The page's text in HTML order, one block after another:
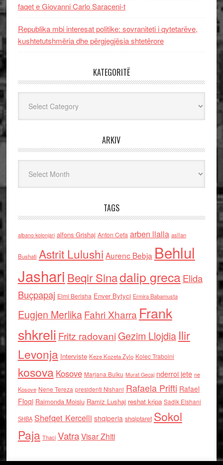
faqet e Giovanni Carlo Saraceni-t
Republika mbi interesat politike: sovraniteti i qytetarëve,
kushtetutshmëria dhe përgjegjësia shtetërore
KATEGORITË
ARKIV
TAGS
albano kolonjari alfons Grishaj Anton Cefa arben llalla asllan
Bushati Astrit Lulushi Aurenc Bebja Behlul
Jashari Beqir Sinadalip grecaElida
Buçpapaj Elmi Berisha Enver Bytyci Ermira Babamusta
Eugjen MerlikaFahri Xharra Frank
shkreli Fritz radovaniGezim Llojdia Ilir
Levonja Interviste Keze Kozeta Zylo Kolec Traboini
kosova Kosove Marjana Bulku Murat Gecaj nderroi jete ne
Kosove Nene Tereza presidenti Nishani Rafaela Prifti Rafael
Floqi Raimonda Moisiu Ramiz Lushaj reshat kripa Sadik Elshani
SHBA Shefqet Kercelli shqiperia shqiptaret Sokol
Paja Thaci VatraVisar Zhiti